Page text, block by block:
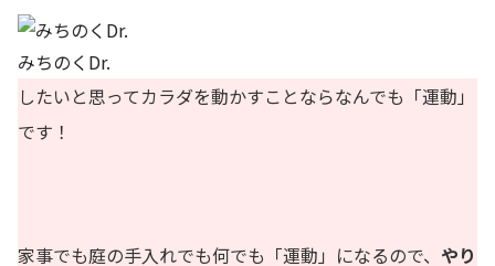
みちのくDr.
したいと思ってカラダを動かすことならなんでも「運動」
です！
家事でも庭の手入れでも何でも「運動」になるので、 やり